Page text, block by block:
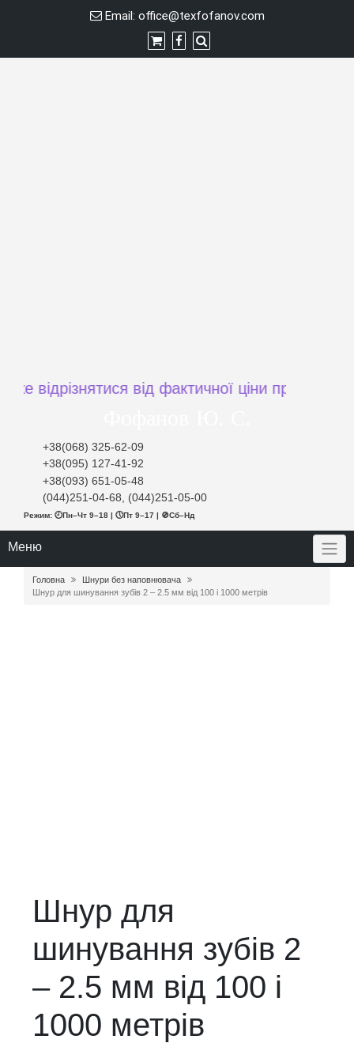
Email: office@texfofanov.com
від фактичної ціни при замовленні
+38(068) 325-62-09
+38(095) 127-41-92
+38(093) 651-05-48
(044)251-04-68, (044)251-05-00
Режим: 🕘Пн–Чт 9–18 | 🕔Пт 9–17 | 🚫Сб–Нд
Меню
Головна
Шнури без наповнювача
Шнур для шинування зубів 2 – 2.5 мм від 100 і 1000 метрів
Шнур для
шинування зубів 2
– 2.5 мм від 100 і
1000 метрів